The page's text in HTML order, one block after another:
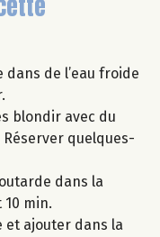
de l’eau froide
blondir avec du
quelques-
dans la
min.
et ajouter dans la